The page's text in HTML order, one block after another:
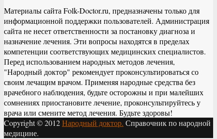
Материалы сайта Folk-Doctor.ru, предназначены только для
информационной поддержки пользователей. Администрация
сайта не несет ответственности за постановку диагноза и
назначение лечения. Эти вопросы находятся в пределах
компетенции соответствующих медицинских специалистов.
Перед использованием народных методов лечения,
"Народный доктор" рекомендует проконсультироваться со
своим лечащим врачом. Применяя народные средства без
врачебного наблюдения, будьте осторожны и при малейших
сомнениях приостановите лечение, проконсультируйтесь у
врача или смените метод лечения. Будьте здоровы!
Copyright © 2012Народный доктор. Справочник по народной
медицине.